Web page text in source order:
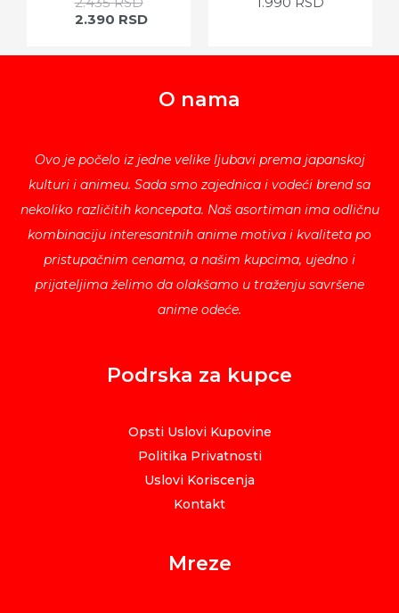
2.390 RSD
O nama
Ovo je počelo iz jedne velike ljubavi prema japanskoj
kulturi i animeu. Sada smo zajednica i vodeći brend sa
nekoliko različitih koncepata. Naš asortiman ima odličnu
kombinaciju interesantnih anime motiva i kvaliteta po
pristupačnim cenama, a našim kupcima, ujedno i
prijateljima želimo da olakšamo u traženju savršene
anime odeće.
Podrska za kupce
Opsti Uslovi Kupovine
Politika Privatnosti
Uslovi Koriscenja
Kontakt
Mreze